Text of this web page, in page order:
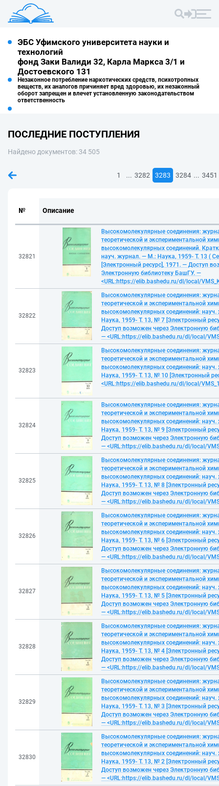
ЭБС Уфимского университета науки и
технологий
фонд Заки Валиди 32, Карла Маркса 3/1 и
Достоевского 131
Незаконное потребление наркотических средств, психотропных
веществ, их аналогов причиняет вред здоровью, их незаконный
оборот запрещен и влечет установленную законодательством
ответственность
ПОСЛЕДНИЕ ПОСТУПЛЕНИЯ
Найдено документов: 34 505
1 ... 3282 3283 3284 ... 3451
№ Описание
32821
Высокомолекулярные соединения:
теоретической и экспериментальной
высокомолекулярных соединений.
науч. журнал. — М.: Наука, 1959- Т. 13 (
[Электронный ресурс], 1971. — Доступ
Электронную библиотеку БашГУ. —
<URL:https://elib.bashedu.ru/dl/local/
32822
Высокомолекулярные соединения:
теоретической и экспериментальной
высокомолекулярных соединений:
Наука, 1959- Т. 13, № 7 [Электронный
Доступ возможен через Электронную
— <URL:https://elib.bashedu.ru/dl/local/
32823
Высокомолекулярные соединения:
теоретической и экспериментальной
высокомолекулярных соединений:
Наука, 1959- Т. 13, № 10 [Электронный
<URL:https://elib.bashedu.ru/dl/local/
32824
Высокомолекулярные соединения:
теоретической и экспериментальной
высокомолекулярных соединений:
Наука, 1959- Т. 13, № 9 [Электронный
Доступ возможен через Электронную
— <URL:https://elib.bashedu.ru/dl/local/
32825
Высокомолекулярные соединения:
теоретической и экспериментальной
высокомолекулярных соединений:
Наука, 1959- Т. 13, № 8 [Электронный
Доступ возможен через Электронную
— <URL:https://elib.bashedu.ru/dl/local/
32826
Высокомолекулярные соединения:
теоретической и экспериментальной
высокомолекулярных соединений:
Наука, 1959- Т. 13, № 6 [Электронный
Доступ возможен через Электронную
— <URL:https://elib.bashedu.ru/dl/local/
32827
Высокомолекулярные соединения:
теоретической и экспериментальной
высокомолекулярных соединений:
Наука, 1959- Т. 13, № 5 [Электронный
Доступ возможен через Электронную
— <URL:https://elib.bashedu.ru/dl/local/
32828
Высокомолекулярные соединения:
теоретической и экспериментальной
высокомолекулярных соединений:
Наука, 1959- Т. 13, № 4 [Электронный
Доступ возможен через Электронную
— <URL:https://elib.bashedu.ru/dl/local/
32829
Высокомолекулярные соединения:
теоретической и экспериментальной
высокомолекулярных соединений:
Наука, 1959- Т. 13, № 3 [Электронный
Доступ возможен через Электронную
— <URL:https://elib.bashedu.ru/dl/local/
32830
Высокомолекулярные соединения:
теоретической и экспериментальной
высокомолекулярных соединений:
Наука, 1959- Т. 13, № 2 [Электронный
Доступ возможен через Электронную
— <URL:https://elib.bashedu.ru/dl/local/